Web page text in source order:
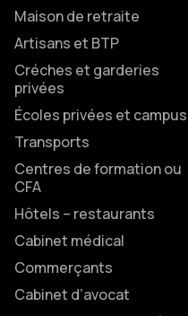
Maison de retraite
Artisans et BTP
Créches et garderies
privées
Écoles privées et campus
Transports
Centres de formation ou
CFA
Hôtels – restaurants
Cabinet médical
Commerçants
Cabinet d’avocat